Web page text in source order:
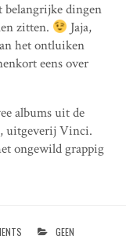
belangrijke dingen
zitten.
Jaja,
het ontluiken
eens over
albums uit de
uitgeverij Vinci.
ongewild grappig
GEEN